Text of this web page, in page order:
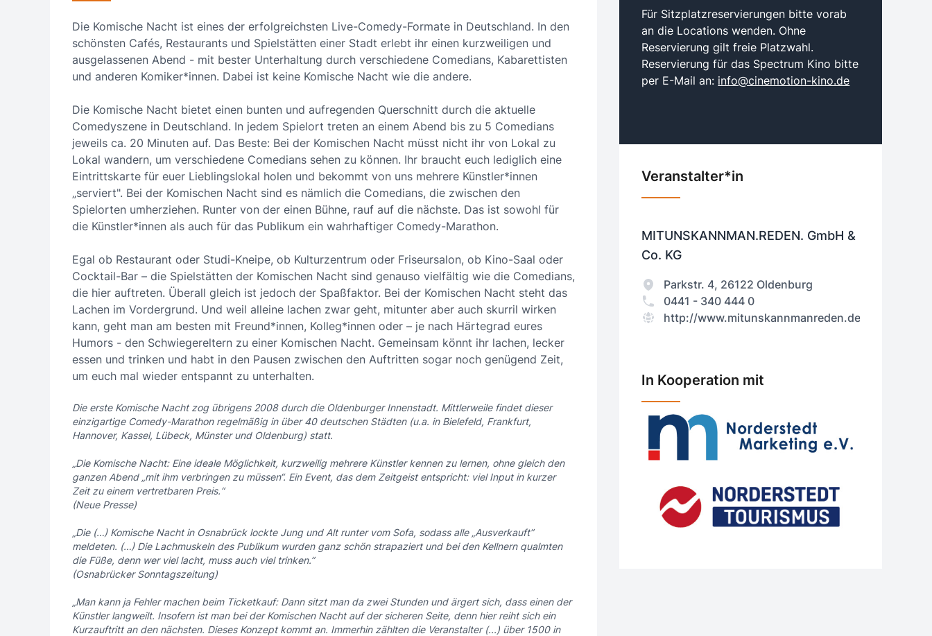
Die Komische Nacht ist eines der erfolgreichsten Live-Comedy-Formate in Deutschland. In den
schönsten Cafés, Restaurants und Spielstätten einer Stadt erlebt ihr einen kurzweiligen und
ausgelassenen Abend - mit bester Unterhaltung durch verschiedene Comedians, Kabarettisten
und anderen Komiker*innen. Dabei ist keine Komische Nacht wie die andere.
Die Komische Nacht bietet einen bunten und aufregenden Querschnitt durch die aktuelle
Comedyszene in Deutschland. In jedem Spielort treten an einem Abend bis zu 5 Comedians
jeweils ca. 20 Minuten auf. Das Beste: Bei der Komischen Nacht müsst nicht ihr von Lokal zu
Lokal wandern, um verschiedene Comedians sehen zu können. Ihr braucht euch lediglich eine
Eintrittskarte für euer Lieblingslokal holen und bekommt von uns mehrere Künstler*innen
„serviert". Bei der Komischen Nacht sind es nämlich die Comedians, die zwischen den
Spielorten umherziehen. Runter von der einen Bühne, rauf auf die nächste. Das ist sowohl für
die Künstler*innen als auch für das Publikum ein wahrhaftiger Comedy-Marathon.
Egal ob Restaurant oder Studi-Kneipe, ob Kulturzentrum oder Friseursalon, ob Kino-Saal oder
Cocktail-Bar – die Spielstätten der Komischen Nacht sind genauso vielfältig wie die Comedians,
die hier auftreten. Überall gleich ist jedoch der Spaßfaktor. Bei der Komischen Nacht steht das
Lachen im Vordergrund. Und weil alleine lachen zwar geht, mitunter aber auch skurril wirken
kann, geht man am besten mit Freund*innen, Kolleg*innen oder – je nach Härtegrad eures
Humors - den Schwiegereltern zu einer Komischen Nacht. Gemeinsam könnt ihr lachen, lecker
essen und trinken und habt in den Pausen zwischen den Auftritten sogar noch genügend Zeit,
um euch mal wieder entspannt zu unterhalten.
Die erste Komische Nacht zog übrigens 2008 durch die Oldenburger Innenstadt. Mittlerweile findet dieser
einzigartige Comedy-Marathon regelmäßig in über 40 deutschen Städten (u.a. in Bielefeld, Frankfurt,
Hannover, Kassel, Lübeck, Münster und Oldenburg) statt.
„Die Komische Nacht: Eine ideale Möglichkeit, kurzweilig mehrere Künstler kennen zu lernen, ohne gleich den
ganzen Abend „mit ihm verbringen zu müssen“. Ein Event, das dem Zeitgeist entspricht: viel Input in kurzer
Zeit zu einem vertretbaren Preis.“
(Neue Presse)
„Die (…) Komische Nacht in Osnabrück lockte Jung und Alt runter vom Sofa, sodass alle „Ausverkauft”
meldeten. (…) Die Lachmuskeln des Publikum wurden ganz schön strapaziert und bei den Kellnern qualmten
die Füße, denn wer viel lacht, muss auch viel trinken.”
(Osnabrücker Sonntagszeitung)
„Man kann ja Fehler machen beim Ticketkauf: Dann sitzt man da zwei Stunden und ärgert sich, dass einen der
Künstler langweilt. Insofern ist man bei der Komischen Nacht auf der sicheren Seite, denn hier reiht sich ein
Kurzauftritt an den nächsten. Dieses Konzept kommt an. Immerhin zählten die Veranstalter (...) über 1500 in
Für Sitzplatzreservierungen bitte vorab
an die Locations wenden. Ohne
Reservierung gilt freie Platzwahl.
Reservierung für das Spectrum Kino bitte
per E-Mail an: info@cinemotion-kino.de
Veranstalter*in
MITUNSKANNMAN.REDEN. GmbH &
Co. KG
Parkstr. 4, 26122 Oldenburg
0441 - 340 444 0
http://www.mitunskannmanreden.de
In Kooperation mit